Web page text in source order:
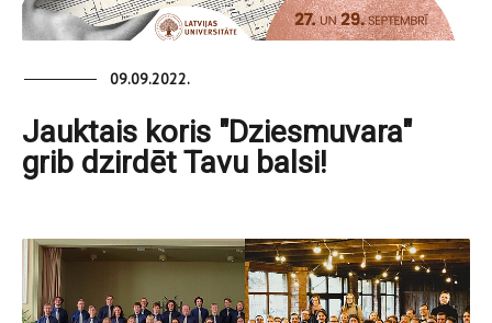
09.09.2022.
Jauktais koris "Dziesmuvara"
grib dzirdēt Tavu balsi!